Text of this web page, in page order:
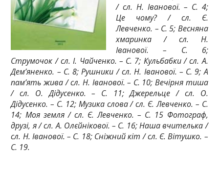
/ сл. Н. Іванової. – С. 4;
Це чому? / сл. Є.
Левченко. – С. 5; Весняна
хмаринка / сл. Н.
Іванової. – С. 6;
Струмочок / сл. І. Чайченко. – С. 7; Кульбабки / сл. А.
Дем’яненко. – С. 8; Рушники / сл. Н. Іванової. – С. 9; А
пам’ять жива / сл. Н. Іванової. – С. 10; Вечірня тиша
/ сл. О. Дідусенко. – С. 11; Джерельце / сл. О.
Дідусенко. – С. 12; Музика слова / сл. Є. Левченко. – С.
14; Моя земля / сл. Є. Левченко. – С. 15 Фотограф,
друзі, я / сл. А. Олєйнікової. – С. 16; Наша вчителька /
сл. Н. Іванової. – С. 18; Сніжний кіт / сл. Є. Вітушко. –
С. 19.